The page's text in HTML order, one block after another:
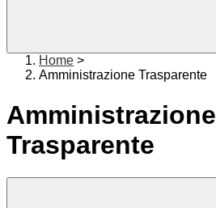
Home >
Amministrazione Trasparente
Amministrazione
Trasparente